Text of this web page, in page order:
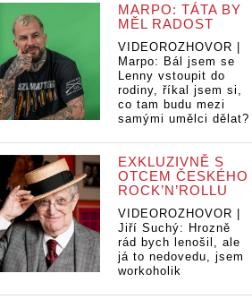
MARPO: TÁTA BY
MĚL RADOST
VIDEOROZHOVOR |
Marpo: Bál jsem se
Lenny vstoupit do
rodiny, říkal jsem si,
co tam budu mezi
samými umělci dělat?
EXKLUZIVNĚ S
OTCEM ČESKÉHO
ROCK’N’ROLLU
VIDEOROZHOVOR |
Jiří Suchý: Hrozně
rád bych lenošil, ale
já to nedovedu, jsem
workoholik